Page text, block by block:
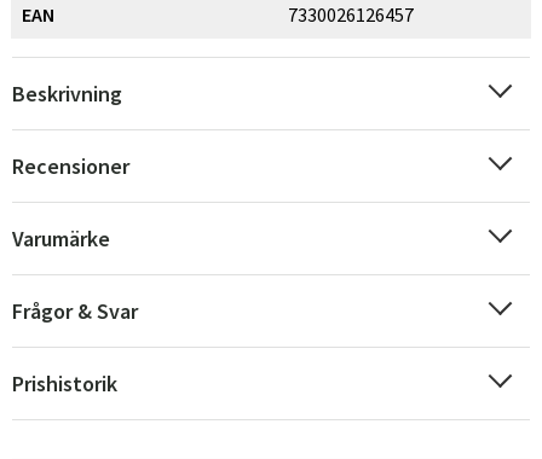
EAN
7330026126457
Beskrivning
Recensioner
Varumärke
Frågor & Svar
Prishistorik